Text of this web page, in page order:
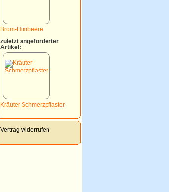
Brom-Himbeere
zuletzt angeforderter
Artikel:
Kräuter Schmerzpflaster
Vertrag widerrufen